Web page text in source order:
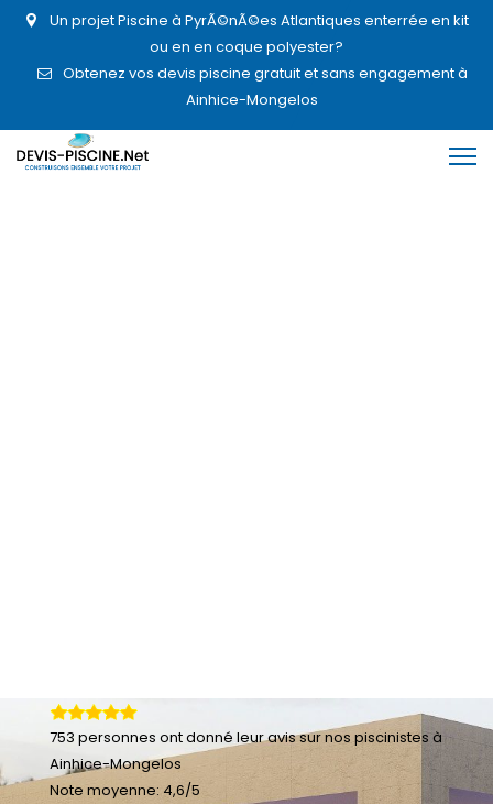
Un projet Piscine à PyrÃ©nÃ©es Atlantiques enterrée en kit
ou en en coque polyester?
Obtenez vos devis piscine gratuit et sans engagement à
Ainhice-Mongelos
753 personnes ont donné leuravis sur nos piscinistes à
Ainhice-Mongelos
Note moyenne: 4,6/5